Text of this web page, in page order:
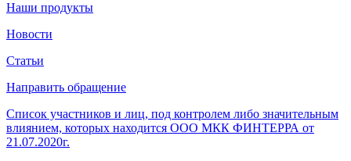
Наши продукты
Новости
Статьи
Направить обращение
Список участников и лиц, под контролем либо значительным
влиянием, которых находится ООО МКК ФИНТЕРРА от
21.07.2020г.